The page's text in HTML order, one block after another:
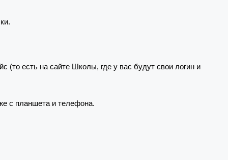
(то есть на сайте Школы, где у вас будут свои логин и
с планшета и телефона.